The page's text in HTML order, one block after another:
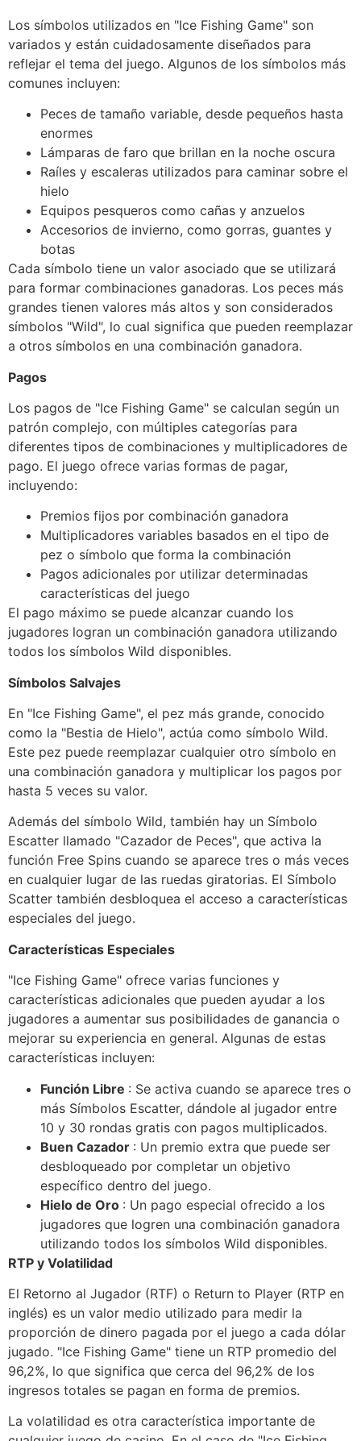
Los símbolos utilizados en "Ice Fishing Game" son
variados y están cuidadosamente diseñados para
reflejar el tema del juego. Algunos de los símbolos más
comunes incluyen:
Peces de tamaño variable, desde pequeños hasta
enormes
Lámparas de faro que brillan en la noche oscura
Raíles y escaleras utilizados para caminar sobre el
hielo
Equipos pesqueros como cañas y anzuelos
Accesorios de invierno, como gorras, guantes y
botas
Cada símbolo tiene un valor asociado que se utilizará
para formar combinaciones ganadoras. Los peces más
grandes tienen valores más altos y son considerados
símbolos "Wild", lo cual significa que pueden reemplazar
a otros símbolos en una combinación ganadora.
Pagos
Los pagos de "Ice Fishing Game" se calculan según un
patrón complejo, con múltiples categorías para
diferentes tipos de combinaciones y multiplicadores de
pago. El juego ofrece varias formas de pagar,
incluyendo:
Premios fijos por combinación ganadora
Multiplicadores variables basados en el tipo de
pez o símbolo que forma la combinación
Pagos adicionales por utilizar determinadas
características del juego
El pago máximo se puede alcanzar cuando los
jugadores logran un combinación ganadora utilizando
todos los símbolos Wild disponibles.
Símbolos Salvajes
En "Ice Fishing Game", el pez más grande, conocido
como la "Bestia de Hielo", actúa como símbolo Wild.
Este pez puede reemplazar cualquier otro símbolo en
una combinación ganadora y multiplicar los pagos por
hasta 5 veces su valor.
Además del símbolo Wild, también hay un Símbolo
Escatter llamado "Cazador de Peces", que activa la
función Free Spins cuando se aparece tres o más veces
en cualquier lugar de las ruedas giratorias. El Símbolo
Scatter también desbloquea el acceso a características
especiales del juego.
Características Especiales
"Ice Fishing Game" ofrece varias funciones y
características adicionales que pueden ayudar a los
jugadores a aumentar sus posibilidades de ganancia o
mejorar su experiencia en general. Algunas de estas
características incluyen:
Función Libre : Se activa cuando se aparece tres o
más Símbolos Escatter, dándole al jugador entre
10 y 30 rondas gratis con pagos multiplicados.
Buen Cazador : Un premio extra que puede ser
desbloqueado por completar un objetivo
específico dentro del juego.
Hielo de Oro : Un pago especial ofrecido a los
jugadores que logren una combinación ganadora
utilizando todos los símbolos Wild disponibles.
RTP y Volatilidad
El Retorno al Jugador (RTF) o Return to Player (RTP en
inglés) es un valor medio utilizado para medir la
proporción de dinero pagada por el juego a cada dólar
jugado. "Ice Fishing Game" tiene un RTP promedio del
96,2%, lo que significa que cerca del 96,2% de los
ingresos totales se pagan en forma de premios.
La volatilidad es otra característica importante de